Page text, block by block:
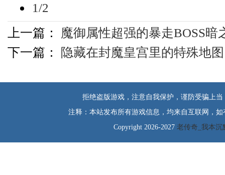
1/2
上一篇： 魔御属性超强的暴走BOSS暗
下一篇：
隐藏在封魔皇宫里的特殊地图
拒绝盗版游戏，注意自我保护，谨防受骗上
注释：本站发布所有游戏信息，均来自互联网，
Copyright 2026-2027 老传奇_我本沉